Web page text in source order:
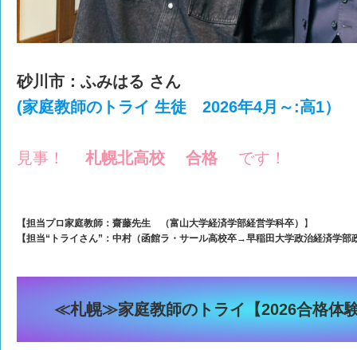
砂川市：ふみはる さん
(家庭教師のトライ 生徒 2026年4月～:高1）
見事！ 札幌北高校 合格 です！
【担当プロ家庭教師： 齋藤先生 （富山大学経済学部経営学科卒）
】
【担当“トライさん”：中村（函館ラ・サール高校卒→早稲田大学政治経済学部
≪札幌≫家庭教師のトライ【2026合格体